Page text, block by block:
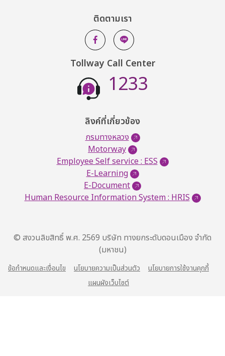
ติดตามเรา
Tollway Call Center
1233
ลิงค์ที่เกี่ยวข้อง
กรมทางหลวง
Motorway
Employee Self service : ESS
E-Learning
E-Document
Human Resource Information System : HRIS
© สงวนลิขสิทธิ์ พ.ศ. 2569 บริษัท ทางยกระดับดอนเมือง จำกัด
(มหาชน)
ข้อกำหนดและเงื่อนไข นโยบายความเป็นส่วนตัว
นโยบายการใช้งานคุกกี้
แผนผังเว็บไซต์